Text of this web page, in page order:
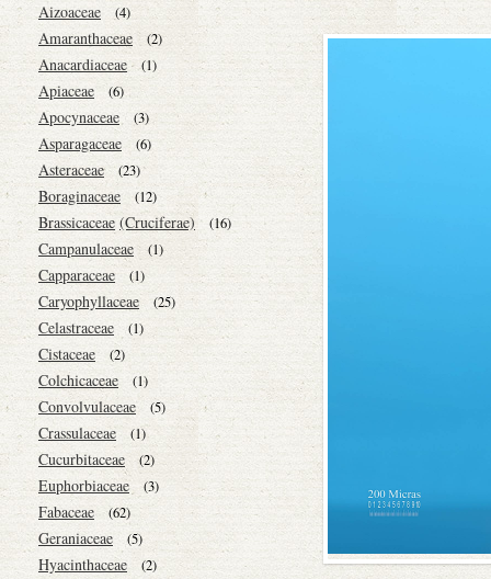
Aizoaceae (4)
Amaranthaceae (2)
Anacardiaceae (1)
Apiaceae (6)
Apocynaceae (3)
Asparagaceae (6)
Asteraceae (23)
Boraginaceae (12)
Brassicaceae (Cruciferae) (16)
Campanulaceae (1)
Capparaceae (1)
Caryophyllaceae (25)
Celastraceae (1)
Cistaceae (2)
Colchicaceae (1)
Convolvulaceae (5)
Crassulaceae (1)
Cucurbitaceae (2)
Euphorbiaceae (3)
Fabaceae (62)
Geraniaceae (5)
Hyacinthaceae (2)